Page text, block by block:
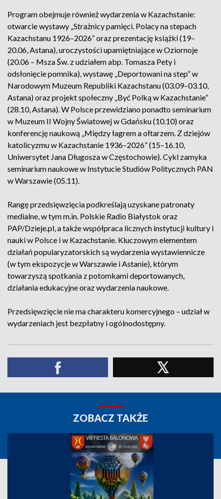
Program obejmuje również wydarzenia w Kazachstanie:
otwarcie wystawy „Strażnicy pamięci. Polacy na stepach
Kazachstanu 1926–2026” oraz prezentację książki (19–
20.06, Astana), uroczystości upamiętniające w Oziornoje
(20.06 – Msza Św. z udziałem abp. Tomasza Pety i
odsłonięcie pomnika), wystawę „Deportowani na step” w
Narodowym Muzeum Republiki Kazachstanu (03.09–03.10,
Astana) oraz projekt społeczny „Być Polką w Kazachstanie”
(28.10, Astana). W Polsce przewidziano ponadto seminarium
w Muzeum II Wojny Światowej w Gdańsku (10.10) oraz
konferencję naukową „Między łagrem a ołtarzem. Z dziejów
katolicyzmu w Kazachstanie 1936–2026” (15–16.10,
Uniwersytet Jana Długosza w Częstochowie). Cykl zamyka
seminarium naukowe w Instytucie Studiów Politycznych PAN
w Warszawie (05.11).
Rangę przedsięwzięcia podkreślają uzyskane patronaty
medialne, w tym m.in. Polskie Radio Białystok oraz
PAP/Dzieje.pl, a także współpraca licznych instytucji kultury i
nauki w Polsce i w Kazachstanie. Kluczowym elementem
działań popularyzatorskich są wydarzenia wystawiennicze
(w tym ekspozycje w Warszawie i Astanie), którym
towarzyszą spotkania z potomkami deportowanych,
działania edukacyjne oraz wydarzenia naukowe.
Przedsięwzięcie nie ma charakteru komercyjnego – udział w
wydarzeniach jest bezpłatny i ogólnodostępny.
ZOBACZ TAKŻE